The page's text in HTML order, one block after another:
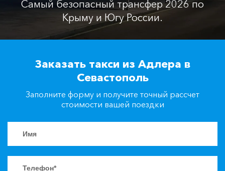
Заказать такси
Самый безопасный трансфер 2026 по
Крыму и Югу России.
Заказать такси из Адлера в
Севастополь
Заполните форму и получите точный рассчет
стоимости вашей поездки